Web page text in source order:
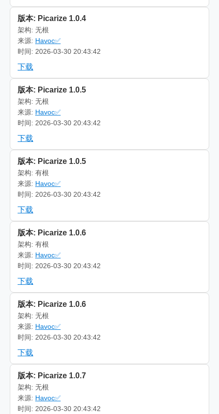
版本: Picarize 1.0.4
架构: 无根
来源: Havoc✅
时间: 2026-03-30 20:43:42
下载
版本: Picarize 1.0.5
架构: 无根
来源: Havoc✅
时间: 2026-03-30 20:43:42
下载
版本: Picarize 1.0.5
架构: 有根
来源: Havoc✅
时间: 2026-03-30 20:43:42
下载
版本: Picarize 1.0.6
架构: 有根
来源: Havoc✅
时间: 2026-03-30 20:43:42
下载
版本: Picarize 1.0.6
架构: 无根
来源: Havoc✅
时间: 2026-03-30 20:43:42
下载
版本: Picarize 1.0.7
架构: 无根
来源: Havoc✅
时间: 2026-03-30 20:43:42